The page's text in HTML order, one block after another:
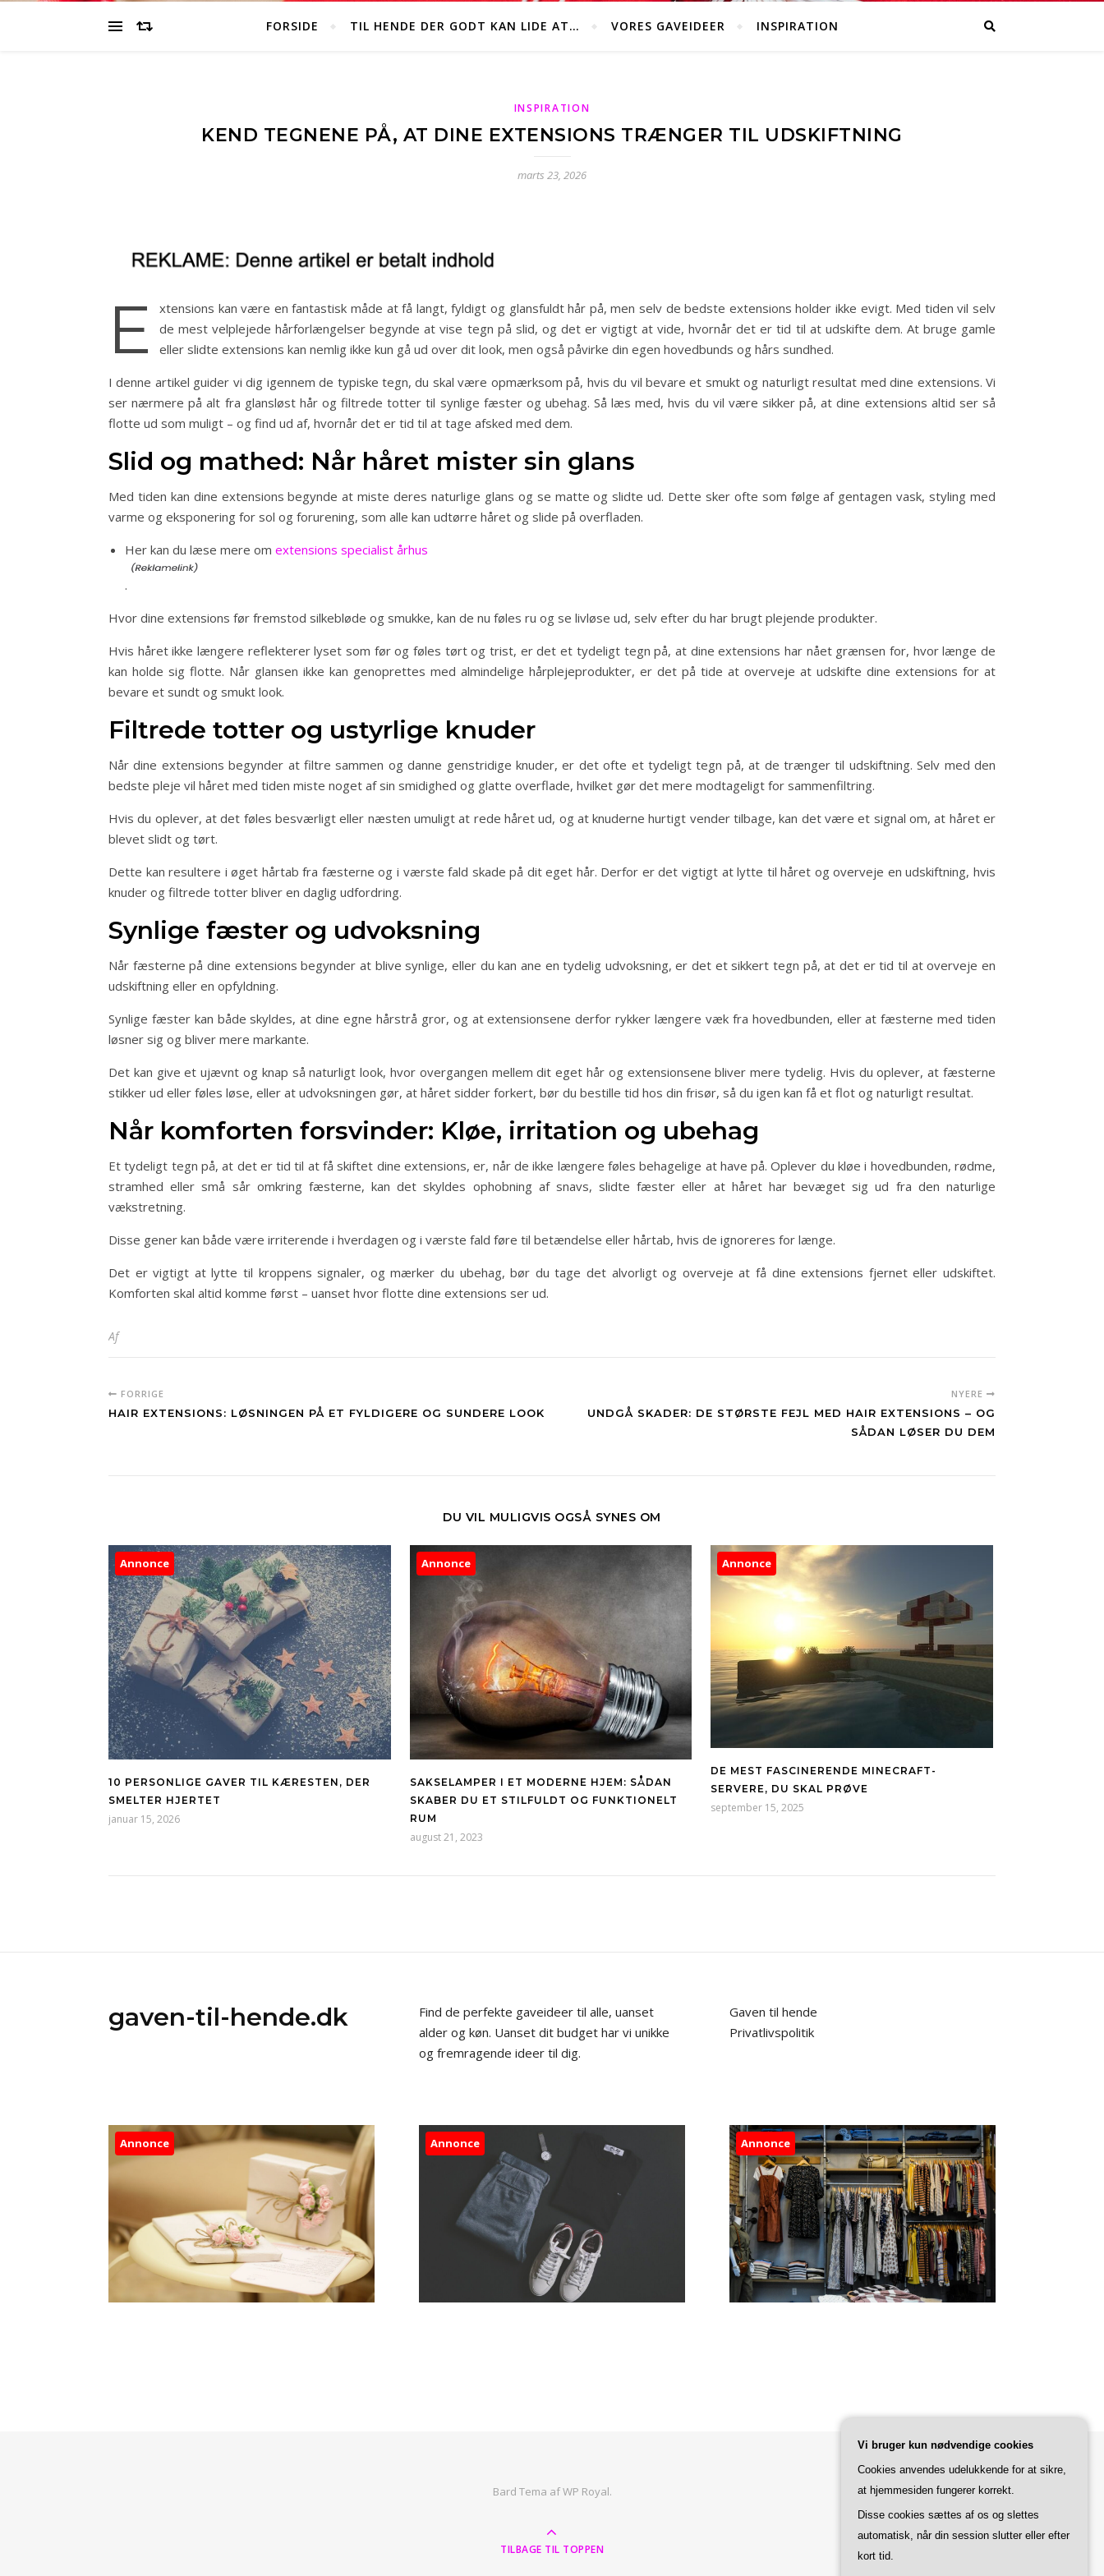
FORSIDE TIL HENDE DER GODT KAN LIDE AT… VORES GAVEIDEER INSPIRATION
INSPIRATION
KEND TEGNENE PÅ, AT DINE EXTENSIONS TRÆNGER TIL UDSKIFTNING
marts 23, 2026
E
xtensions kan være en fantastisk måde at få langt, fyldigt og glansfuldt hår på, men selv de bedste extensions holder ikke evigt. Med tiden vil selv
de mest velplejede hårforlængelser begynde at vise tegn på slid, og det er vigtigt at vide, hvornår det er tid til at udskifte dem. At bruge gamle
eller slidte extensions kan nemlig ikke kun gå ud over dit look, men også påvirke din egen hovedbunds og hårs sundhed.
I denne artikel guider vi dig igennem de typiske tegn, du skal være opmærksom på, hvis du vil bevare et smukt og naturligt resultat med dine extensions. Vi
ser nærmere på alt fra glansløst hår og filtrede totter til synlige fæster og ubehag. Så læs med, hvis du vil være sikker på, at dine extensions altid ser så
flotte ud som muligt – og find ud af, hvornår det er tid til at tage afsked med dem.
Slid og mathed: Når håret mister sin glans
Med tiden kan dine extensions begynde at miste deres naturlige glans og se matte og slidte ud. Dette sker ofte som følge af gentagen vask, styling med
varme og eksponering for sol og forurening, som alle kan udtørre håret og slide på overfladen.
Her kan du læse mere om extensions specialist århus
.
Hvor dine extensions før fremstod silkebløde og smukke, kan de nu føles ru og se livløse ud, selv efter du har brugt plejende produkter.
Hvis håret ikke længere reflekterer lyset som før og føles tørt og trist, er det et tydeligt tegn på, at dine extensions har nået grænsen for, hvor længe de
kan holde sig flotte. Når glansen ikke kan genoprettes med almindelige hårplejeprodukter, er det på tide at overveje at udskifte dine extensions for at
bevare et sundt og smukt look.
Filtrede totter og ustyrlige knuder
Når dine extensions begynder at filtre sammen og danne genstridige knuder, er det ofte et tydeligt tegn på, at de trænger til udskiftning. Selv med den
bedste pleje vil håret med tiden miste noget af sin smidighed og glatte overflade, hvilket gør det mere modtageligt for sammenfiltring.
Hvis du oplever, at det føles besværligt eller næsten umuligt at rede håret ud, og at knuderne hurtigt vender tilbage, kan det være et signal om, at håret er
blevet slidt og tørt.
Dette kan resultere i øget hårtab fra fæsterne og i værste fald skade på dit eget hår. Derfor er det vigtigt at lytte til håret og overveje en udskiftning, hvis
knuder og filtrede totter bliver en daglig udfordring.
Synlige fæster og udvoksning
Når fæsterne på dine extensions begynder at blive synlige, eller du kan ane en tydelig udvoksning, er det et sikkert tegn på, at det er tid til at overveje en
udskiftning eller en opfyldning.
Synlige fæster kan både skyldes, at dine egne hårstrå gror, og at extensionsene derfor rykker længere væk fra hovedbunden, eller at fæsterne med tiden
løsner sig og bliver mere markante.
Det kan give et ujævnt og knap så naturligt look, hvor overgangen mellem dit eget hår og extensionsene bliver mere tydelig. Hvis du oplever, at fæsterne
stikker ud eller føles løse, eller at udvoksningen gør, at håret sidder forkert, bør du bestille tid hos din frisør, så du igen kan få et flot og naturligt resultat.
Når komforten forsvinder: Kløe, irritation og ubehag
Et tydeligt tegn på, at det er tid til at få skiftet dine extensions, er, når de ikke længere føles behagelige at have på. Oplever du kløe i hovedbunden, rødme,
stramhed eller små sår omkring fæsterne, kan det skyldes ophobning af snavs, slidte fæster eller at håret har bevæget sig ud fra den naturlige
vækstretning.
Disse gener kan både være irriterende i hverdagen og i værste fald føre til betændelse eller hårtab, hvis de ignoreres for længe.
Det er vigtigt at lytte til kroppens signaler, og mærker du ubehag, bør du tage det alvorligt og overveje at få dine extensions fjernet eller udskiftet.
Komforten skal altid komme først – uanset hvor flotte dine extensions ser ud.
Af
FORRIGE
HAIR EXTENSIONS: LØSNINGEN PÅ ET FYLDIGERE OG SUNDERE LOOK
NYERE
UNDGÅ SKADER: DE STØRSTE FEJL MED HAIR EXTENSIONS – OG
SÅDAN LØSER DU DEM
DU VIL MULIGVIS OGSÅ SYNES OM
Annonce
10 PERSONLIGE GAVER TIL KÆRESTEN, DER
SMELTER HJERTET
januar 15, 2026
Annonce
SAKSELAMPER I ET MODERNE HJEM: SÅDAN
SKABER DU ET STILFULDT OG FUNKTIONELT
RUM
august 21, 2023
Annonce
DE MEST FASCINERENDE MINECRAFT-
SERVERE, DU SKAL PRØVE
september 15, 2025
gaven-til-hende.dk
Find de perfekte gaveideer til alle, uanset
alder og køn. Uanset dit budget har vi unikke
og fremragende ideer til dig.
Gaven til hende
Privatlivspolitik
Annonce Annonce Annonce
Bard Tema afWP Royal.
TILBAGE TIL TOPPEN
Vi bruger kun nødvendige cookies
Cookies anvendes udelukkende for at sikre,
at hjemmesiden fungerer korrekt.
Disse cookies sættes af os og slettes
automatisk, når din session slutter eller efter
kort tid.